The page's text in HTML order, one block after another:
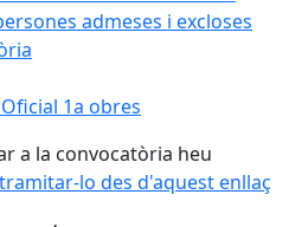
admeses i excloses
1a obres
a la convocatòria heu
tramitar-lo des d'aquest enllaç